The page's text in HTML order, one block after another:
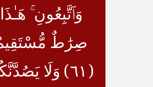
وَٱتَّبِعُونِ ۚ هَـٰذَا
صِرَٰطٌ
(٦١) وَلَا